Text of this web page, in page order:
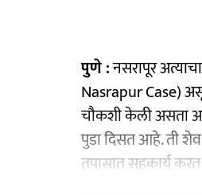
पुणे :नसरापूर
Nasrapur Case)
चौकशी केली असता
पुडा दिसत आहे. ती शेव
तपासात सहकार्य